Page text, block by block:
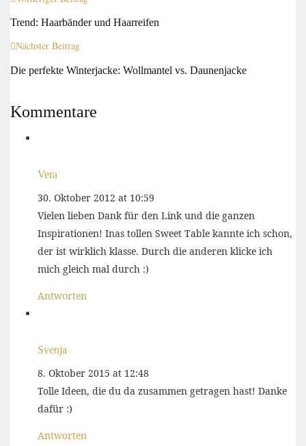
Trend: Haarbänder und Haarreifen
Nächster Beitrag
Die perfekte Winterjacke: Wollmantel vs. Daunenjacke
Kommentare
Vera
30. Oktober 2012 at 10:59
Vielen lieben Dank für den Link und die ganzen
Inspirationen! Inas tollen Sweet Table kannte ich schon,
der ist wirklich klasse. Durch die anderen klicke ich
mich gleich mal durch :)
Antworten
Svenja
8. Oktober 2015 at 12:48
Tolle Ideen, die du da zusammen getragen hast! Danke
dafür :)
Antworten